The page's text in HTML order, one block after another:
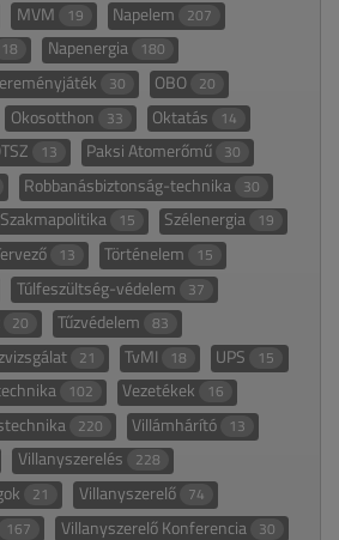
MVM 19 Napelem 207
18 Napenergia 180
30 OBO 20
Okosotthon 33 Oktatás 14
13 Paksi Atomerőmű 30
Robbanásbiztonság-technika 30
Szakmapolitika 15 Szélenergia 19
13 Történelem 15
Túlfeszültség-védelem 37
20 Tűzvédelem 83
21 TvMI 18 UPS 15
102 Vezetékek 16
220 Villámhárító 13
Villanyszerelés 228
21 Villanyszerelő 74
167 Villanyszerelő Konferencia 30